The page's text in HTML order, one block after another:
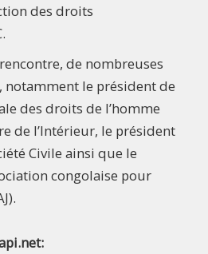
des droits
de nombreuses
le président de
des droits de l’homme
de l’Intérieur, le président
Civile ainsi que le
congolaise pour